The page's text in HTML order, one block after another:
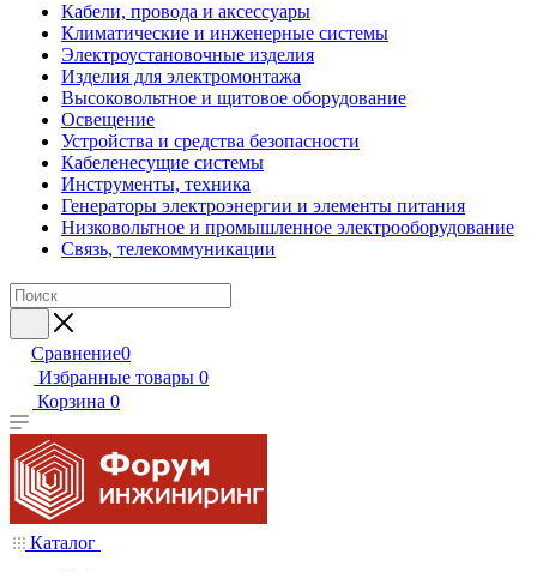
Кабели, провода и аксессуары
Климатические и инженерные системы
Электроустановочные изделия
Изделия для электромонтажа
Высоковольтное и щитовое оборудование
Освещение
Устройства и средства безопасности
Кабеленесущие системы
Инструменты, техника
Генераторы электроэнергии и элементы питания
Низковольтное и промышленное электрооборудование
Связь, телекоммуникации
Сравнение0
Избранные товары 0
Корзина 0
Каталог